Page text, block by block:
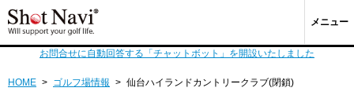
メニュー
お問合せに自動回答する「チャットボット」を開設いたしました
HOME > ゴルフ場情報 > 仙台ハイランドカントリークラブ(閉鎖)